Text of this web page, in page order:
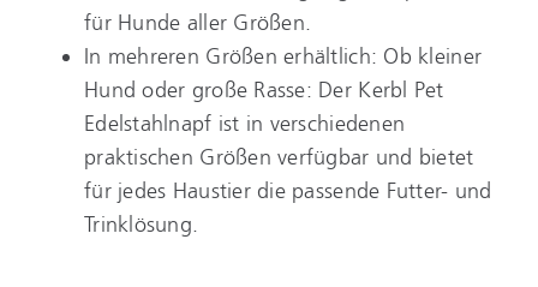
für Hunde aller Größen.
In mehreren Größen erhältlich: Ob kleiner
Hund oder große Rasse: Der Kerbl Pet
Edelstahlnapf ist in verschiedenen
praktischen Größen verfügbar und bietet
für jedes Haustier die passende Futter- und
Trinklösung.